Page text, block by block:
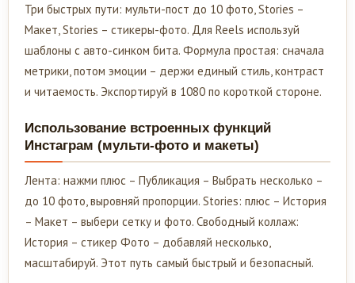
Три быстрых пути: мульти-пост до 10 фото, Stories –
Макет, Stories – стикеры-фото. Для Reels используй
шаблоны с авто-синком бита. Формула простая: сначала
метрики, потом эмоции – держи единый стиль, контраст
и читаемость. Экспортируй в 1080 по короткой стороне.
Использование встроенных функций
Инстаграм (мульти-фото и макеты)
Лента: нажми плюс – Публикация – Выбрать несколько –
до 10 фото, выровняй пропорции. Stories: плюс – История
– Макет – выбери сетку и фото. Свободный коллаж:
История – стикер Фото – добавляй несколько,
масштабируй. Этот путь самый быстрый и безопасный.